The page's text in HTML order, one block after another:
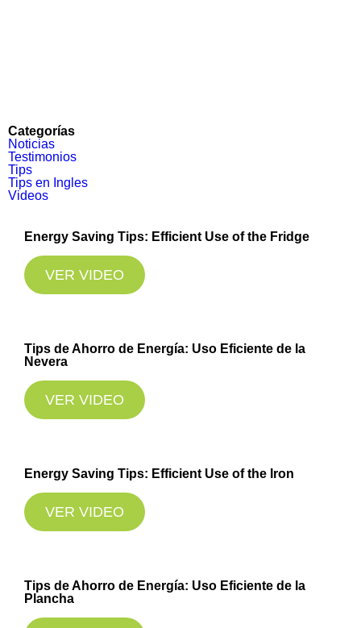
Categorías
Noticias
Testimonios
Tips
Tips en Ingles
Videos
Energy Saving Tips: Efficient Use of the Fridge
VER VIDEO
Tips de Ahorro de Energía: Uso Eficiente de la
Nevera
VER VIDEO
Energy Saving Tips: Efficient Use of the Iron
VER VIDEO
Tips de Ahorro de Energía: Uso Eficiente de la
Plancha